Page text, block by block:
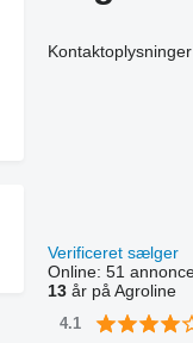
Kontaktoplysninger
Verificeret sælger
Online: 51
13år på Agroline
4.1